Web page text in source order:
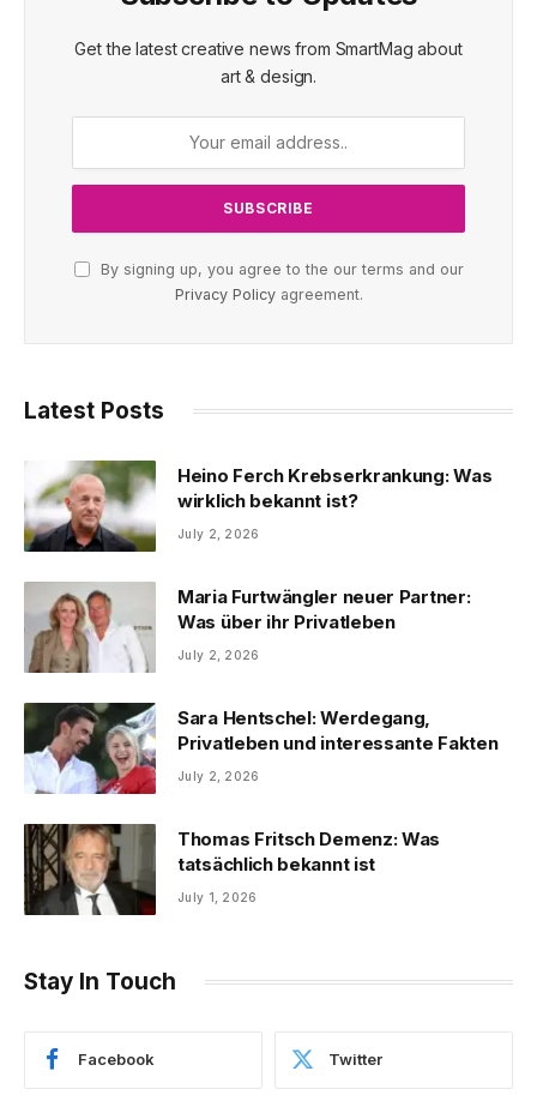
Get the latest creative news from SmartMag about
art & design.
By signing up, you agree to the our terms and our
Privacy Policyagreement.
Latest Posts
Heino Ferch Krebserkrankung: Was
wirklich bekannt ist?
July 2, 2026
Maria Furtwängler neuer Partner:
Was über ihr Privatleben
July 2, 2026
Sara Hentschel: Werdegang,
Privatleben und interessante Fakten
July 2, 2026
Thomas Fritsch Demenz: Was
tatsächlich bekannt ist
July 1, 2026
Stay In Touch
Facebook Twitter